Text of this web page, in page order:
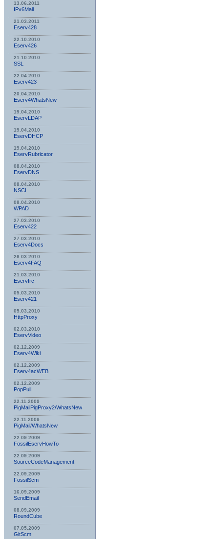
13.06.2011
IPv6Mail
21.03.2011
Eserv428
22.10.2010
Eserv426
21.10.2010
SSL
22.04.2010
Eserv423
20.04.2010
Eserv4WhatsNew
19.04.2010
EservLDAP
19.04.2010
EservDHCP
19.04.2010
EservRubricator
08.04.2010
EservDNS
08.04.2010
NSСI
08.04.2010
WPAD
27.03.2010
Eserv422
27.03.2010
Eserv4Docs
26.03.2010
Eserv4FAQ
21.03.2010
EservIrc
05.03.2010
Eserv421
05.03.2010
HttpProxy
02.03.2010
EservVideo
02.12.2009
Eserv4Wiki
02.12.2009
Eserv4acWEB
02.12.2009
PopPull
22.11.2009
PigMailPigProxy2/WhatsNew
22.11.2009
PigMail/WhatsNew
22.09.2009
FossilEservHowTo
22.09.2009
SourceCodeManagement
22.09.2009
FossilScm
16.09.2009
SendEmail
08.09.2009
RoundCube
07.05.2009
GitScm